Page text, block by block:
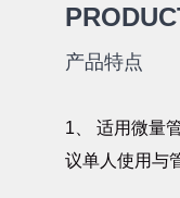
产品特点
1、 适用微量
议单人使用与